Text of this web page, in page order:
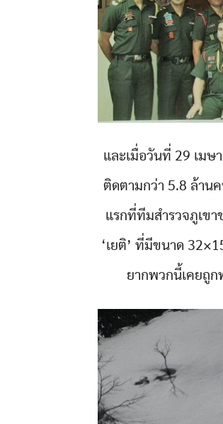
และเมื่อวันที่ 29 เมษ
ติดตามกว่า 5.8 ล้าน
แรกที่ทีมสำรวจภูเข
‘เยติ’ ที่มีขนาด
ยากพวกนี้เคยถูก